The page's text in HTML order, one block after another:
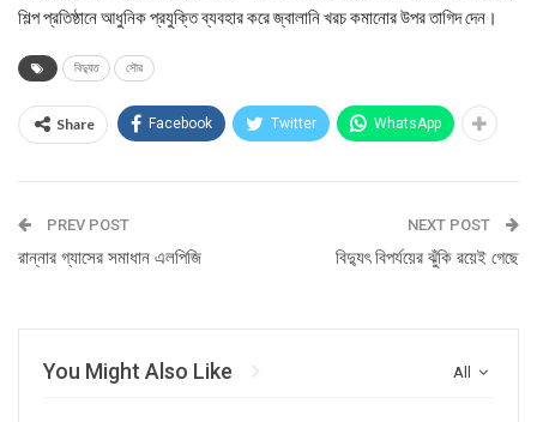
শিল্প প্রতিষ্ঠানে আধুনিক প্রযুক্তি ব্যবহার করে জ্বালানি খরচ কমানোর উপর তাগিদ দেন।
বিদ্যুত সৌর
Share Facebook Twitter WhatsApp
PREV POST
রান্নার গ্যাসের সমাধান এলপিজি
NEXT POST
বিদ্যুৎ বিপর্যয়ের ঝুঁকি রয়েই গেছে
All
You Might Also Like